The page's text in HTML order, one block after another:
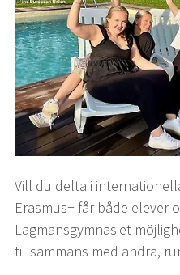
Vill du delta i
Erasmus+ får både elever
Lagmansgymnasiet
tillsammans med andra,